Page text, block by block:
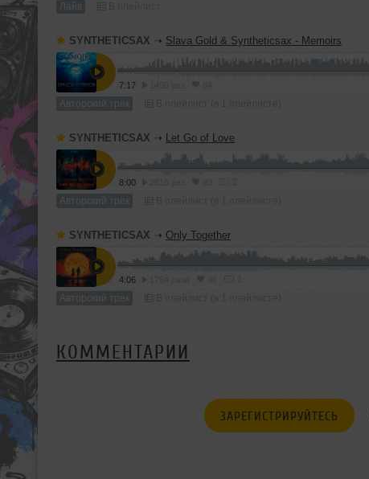
Лайв
SYNTHETICSAX ➝ Slava Gold & Syntheticsax - Memoirs
7:17
Авторский трек
SYNTHETICSAX ➝ Let Go of Love
8:00
Авторский трек
SYNTHETICSAX ➝ Only Together
4:06
Авторский трек
КОММЕНТАРИИ
ЗАРЕГИСТРИРУЙТЕСЬ